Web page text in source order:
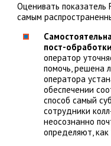
Оценивать показатель
самым
пост-
оператор
помочь, решена
оператора
обеспечении
способ самый
сотрудники
неосознанно
определяют,